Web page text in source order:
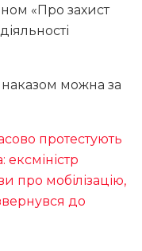
«Про захист
можна за
протестують
про мобілізацію,
до